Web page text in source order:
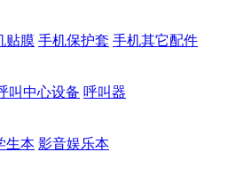
贴膜 手机保护套 手机其它配件
叫中心设备 呼叫器
生本 影音娱乐本